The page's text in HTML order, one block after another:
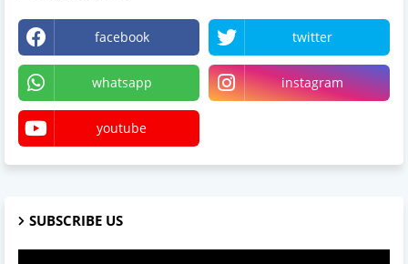
facebook twitter
whatsapp instagram
youtube
SUBSCRIBE US